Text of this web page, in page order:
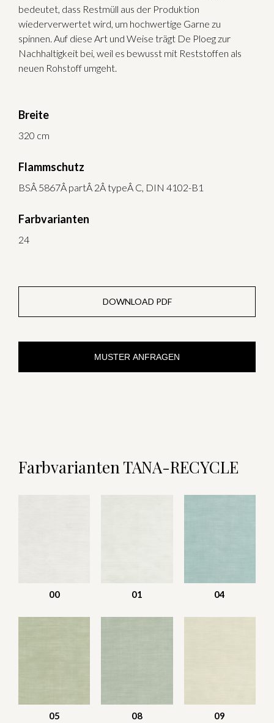
bedeutet, dass Restmüll aus der Produktion
wiederverwertet wird, um hochwertige Garne zu
spinnen. Auf diese Art und Weise trägt De Ploeg zur
Nachhaltigkeit bei, weil es bewusst mit Reststoffen als
neuen Rohstoff umgeht.
Breite
320 cm
Flammschutz
BSÂ 5867Â partÂ 2Â typeÂ C, DIN 4102-B1
Farbvarianten
24
DOWNLOAD PDF
MUSTER ANFRAGEN
Farbvarianten TANA-RECYCLE
00 01 04
05 08 09